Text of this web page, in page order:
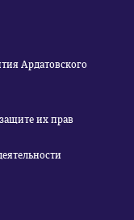
Ардатовского
их прав